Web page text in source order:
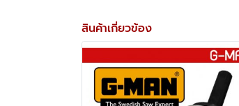
สินค้าเกี่ยวข้อง